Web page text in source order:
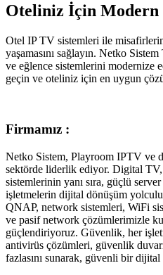
Oteliniz İçin
Otel IP TV sistemleri ile
yaşamasını sağlayın. Netko
ve eğlence sistemlerini modernize
geçin ve oteliniz için en uygun
Firmamız :
Netko Sistem, Playroom IPTV ve
sektörde liderlik ediyor. Digital
sistemlerinin yanı sıra, güçlü
işletmelerin dijital dönüşüm
QNAP, network sistemleri, WiFi
ve pasif network çözümlerimizle
güçlendiriyoruz. Güvenlik, her
antivirüs çözümleri, güvenlik
fazlasını sunarak, güvenli bir dijital